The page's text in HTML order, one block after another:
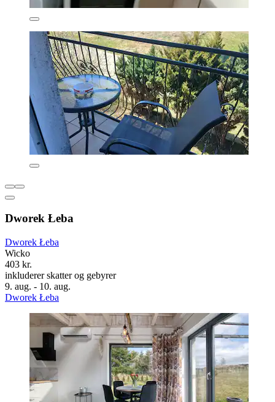
Dworek Łeba
Dworek Łeba
Wicko
403 kr.
inkluderer skatter og gebyrer
9. aug. - 10. aug.
Dworek Łeba